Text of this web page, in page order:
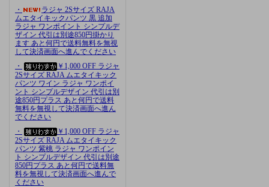
・
ラジャ 2Sサイズ RAJA
ムエタイキックパンツ 黒 追加
ラジャ ワンポイント シンプルデ
ザイン 代引は別途850円掛かり
ます あと何円で送料無料を無視
して決済画面へ進んでください
・
￥1,000 OFF ラジャ
2Sサイズ RAJA ムエタイキック
パンツ ワイン ラジャ ワンポイ
ント シンプルデザイン 代引は別
途850円プラス あと何円で送料
無料を無視して決済画面へ進ん
でください
・
￥1,000 OFF ラジャ
2Sサイズ RAJA ムエタイキック
パンツ 紫桃 ラジャ ワンポイン
ト シンプルデザイン 代引は別途
850円プラス あと何円で送料無
料を無視して決済画面へ進んで
ください